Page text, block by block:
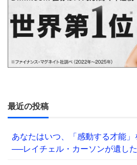
最近の投稿
あなたはいつ、「感動する才能」
──レイチェル・カーソンが遺し